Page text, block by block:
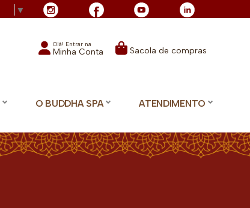
▼
Olá! Entrar na
Minha Conta Sacola de compras
O BUDDHA SPA ATENDIMENTO